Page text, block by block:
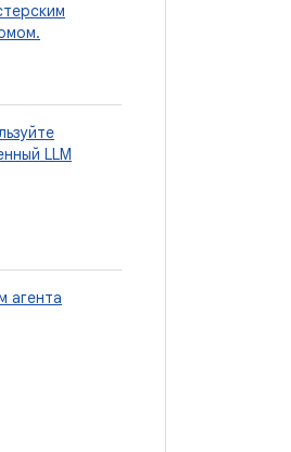
LLM
агента